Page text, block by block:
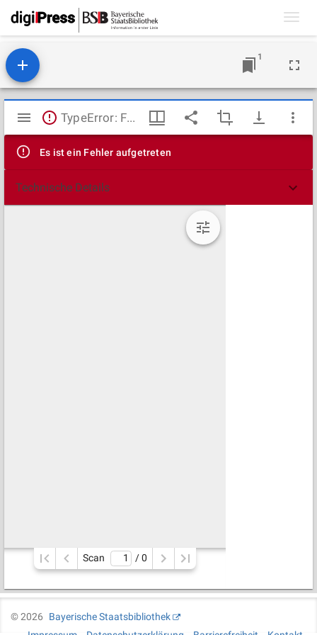
1
Mirador
Viewer
TypeError: Failed to fetch
Es ist ein Fehler aufgetreten
Technische Details
Scan / 0
©2026
Bayerische Staatsbibliothek